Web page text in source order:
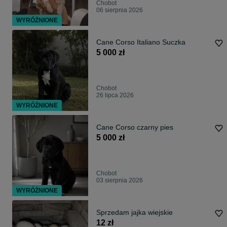
Chobot
06 sierpnia 2026
Cane Corso Italiano Suczka
5 000 zł
Chobot
26 lipca 2026
Cane Corso czarny pies
5 000 zł
Chobot
03 sierpnia 2026
Sprzedam jajka wiejskie
12 zł
WYRÓŻNIONE
WYRÓŻNIONE
WYRÓŻNIONE